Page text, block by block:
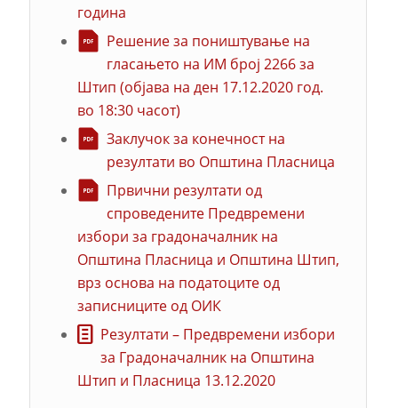
година
Решение за поништување на
гласањето на ИМ број 2266 за
Штип (објава на ден 17.12.2020 год.
во 18:30 часот)
Заклучок за конечност на
резултати во Општина Пласница
Првични резултати од
спроведените Предвремени
избори за градоначалник на
Општина Пласница и Општина Штип,
врз основа на податоците од
записниците од ОИК
Резултати – Предвремени избори
за Градоначалник на Општина
Штип и Пласница 13.12.2020